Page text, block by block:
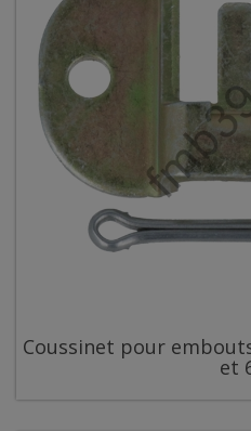
Coussinet pour
et